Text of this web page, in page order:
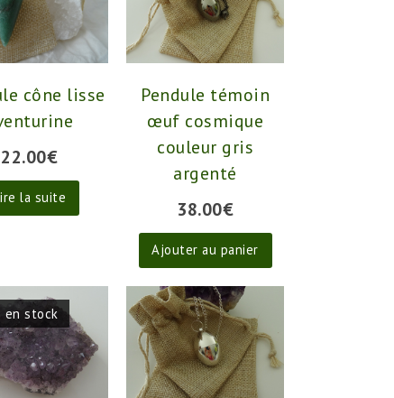
cône lisse
22.00€
la suite
Pendule témoin
œuf cosmique
couleur gris
argenté
38.00€
Ajouter au panier
en stock